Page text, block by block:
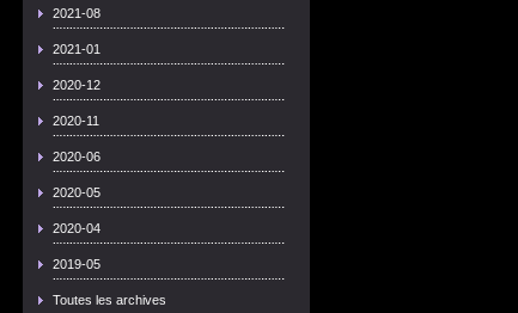
2021-08
2021-01
2020-12
2020-11
2020-06
2020-05
2020-04
2019-05
Toutes les archives